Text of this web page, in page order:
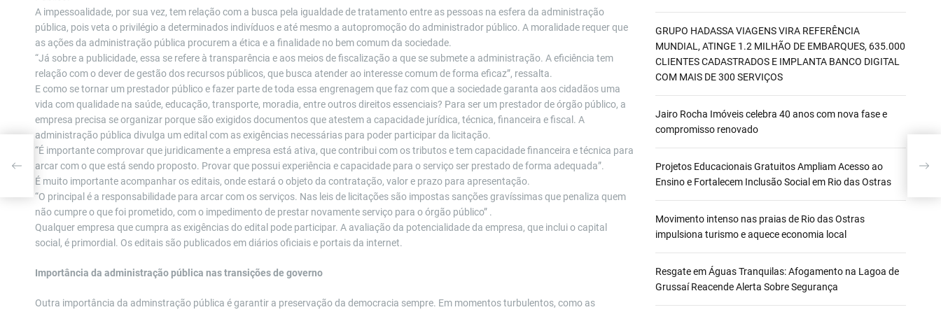
A impessoalidade, por sua vez, tem relação com a busca pela igualdade de tratamento entre as pessoas na esfera da administração
pública, pois veta o privilégio a determinados indivíduos e até mesmo a autopromoção do administrador público. A moralidade requer que
as ações da administração pública procurem a ética e a finalidade no bem comum da sociedade.
“Já sobre a publicidade, essa se refere à transparência e aos meios de fiscalização a que se submete a administração. A eficiência tem
relação com o dever de gestão dos recursos públicos, que busca atender ao interesse comum de forma eficaz”, ressalta.
E como se tornar um prestador público e fazer parte de toda essa engrenagem que faz com que a sociedade garanta aos cidadãos uma
vida com qualidade na saúde, educação, transporte, moradia, entre outros direitos essenciais? Para ser um prestador de órgão público, a
empresa precisa se organizar porque são exigidos documentos que atestem a capacidade jurídica, técnica, financeira e fiscal. A
administração pública divulga um edital com as exigências necessárias para poder participar da licitação.
“É importante comprovar que juridicamente a empresa está ativa, que contribui com os tributos e tem capacidade financeira e técnica para
arcar com o que está sendo proposto. Provar que possui experiência e capacidade para o serviço ser prestado de forma adequada”.
É muito importante acompanhar os editais, onde estará o objeto da contratação, valor e prazo para apresentação.
“O principal é a responsabilidade para arcar com os serviços. Nas leis de licitações são impostas sanções gravíssimas que penaliza quem
não cumpre o que foi prometido, com o impedimento de prestar novamente serviço para o órgão público” .
Qualquer empresa que cumpra as exigências do edital pode participar. A avaliação da potencialidade da empresa, que inclui o capital
social, é primordial. Os editais são publicados em diários oficiais e portais da internet.
Importância da administração pública nas transições de governo
Outra importância da adminstração pública é garantir a preservação da democracia sempre. Em momentos turbulentos, como as
GRUPO HADASSA VIAGENS VIRA REFERÊNCIA
MUNDIAL, ATINGE 1.2 MILHÃO DE EMBARQUES, 635.000
CLIENTES CADASTRADOS E IMPLANTA BANCO DIGITAL
COM MAIS DE 300 SERVIÇOS
Jairo Rocha Imóveis celebra 40 anos com nova fase e
compromisso renovado
Projetos Educacionais Gratuitos Ampliam Acesso ao
Ensino e Fortalecem Inclusão Social em Rio das Ostras
Movimento intenso nas praias de Rio das Ostras
impulsiona turismo e aquece economia local
Resgate em Águas Tranquilas: Afogamento na Lagoa de
Grussaí Reacende Alerta Sobre Segurança